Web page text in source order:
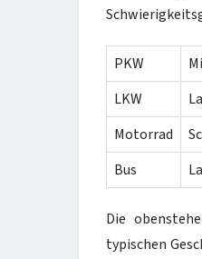
PKW
LKW
Motorrad
Bus
Die
typischen